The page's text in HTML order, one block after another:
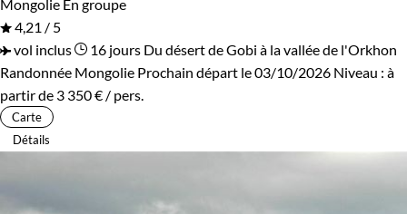
Mongolie En groupe
4,21 / 5
vol inclus
16 jours Du désert de Gobi à la vallée de l'Orkhon
Randonnée Mongolie Prochain départ le 03/10/2026 Niveau : à
partir de 3 350 € / pers.
Carte
Détails